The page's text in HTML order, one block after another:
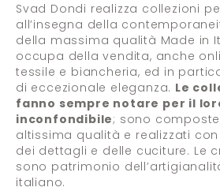
Svad Dondi realizza collezioni
all’insegna della
della massima qualità Made in
occupa della vendita, anche
tessile e biancheria, ed in
di eccezionale eleganza. Le
fanno sempre notare per il
inconfondibile; sono
altissima qualità e realizzati
dei dettagli e delle cuciture. Le
sono patrimonio
italiano.